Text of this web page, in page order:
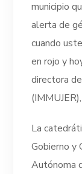
municipio
alerta de
cuando
en rojo y
directora
La
Gobierno y
Autónoma